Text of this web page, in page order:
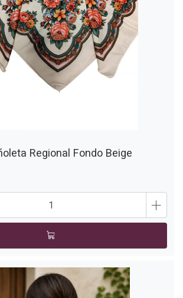
Regional Fondo Beige
+